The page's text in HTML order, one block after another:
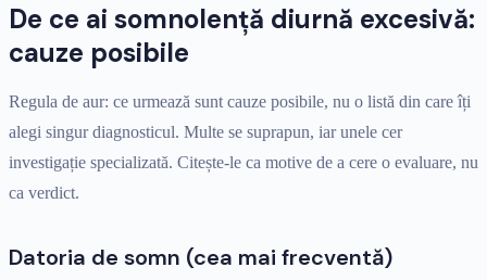
De ce ai somnolență diurnă excesivă:
cauze posibile
Regula de aur: ce urmează sunt cauze posibile, nu o listă din care îți
alegi singur diagnosticul. Multe se suprapun, iar unele cer
investigație specializată. Citește-le ca motive de a cere o evaluare, nu
ca verdict.
Datoria de somn (cea mai frecventă)